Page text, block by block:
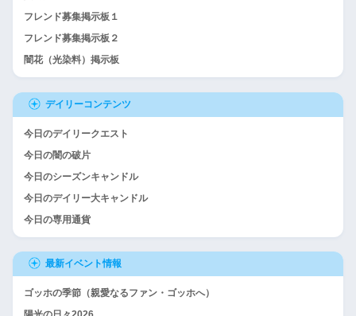
フレンド募集掲示板１
フレンド募集掲示板２
闇花（光染料）掲示板
デイリーコンテンツ
今日のデイリークエスト
今日の闇の破片
今日のシーズンキャンドル
今日のデイリー大キャンドル
今日の専用通貨
最新イベント情報
ゴッホの季節（親愛なるファン・ゴッホへ）